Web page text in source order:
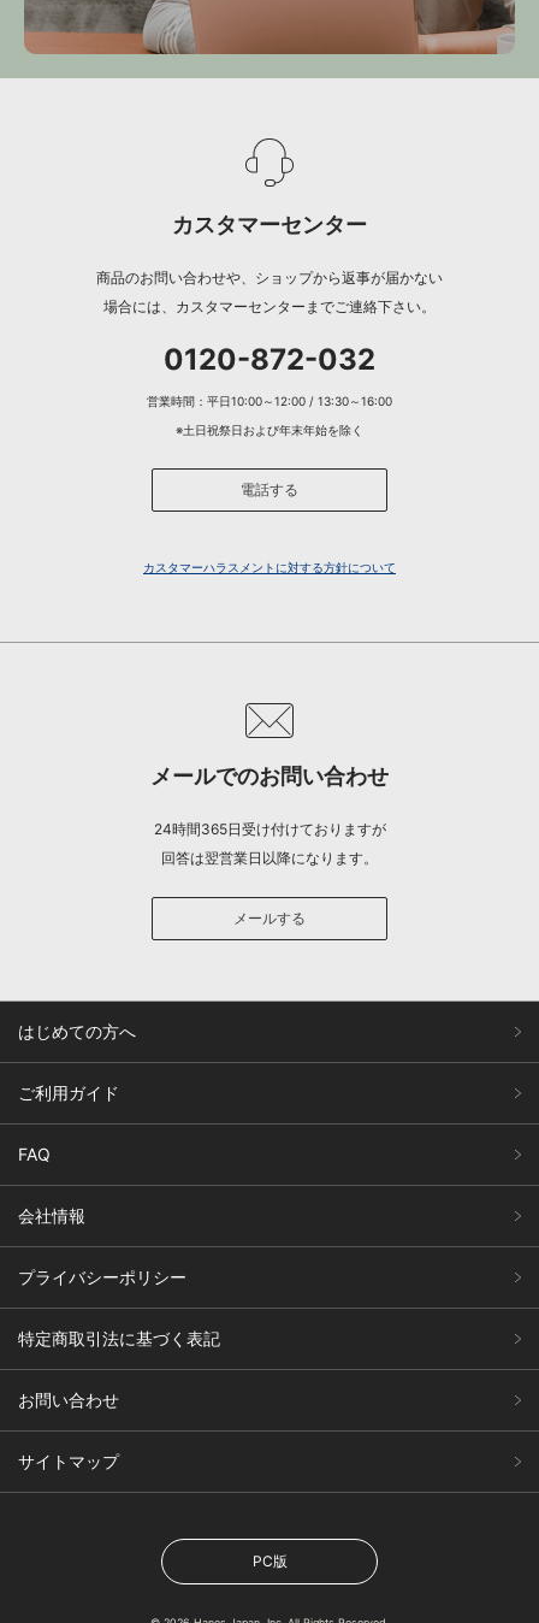
カスタマーセンター
商品のお問い合わせや、ショップから返事が届かない
場合には、カスタマーセンターまでご連絡下さい。
0120-872-032
営業時間：平日10:00～12:00 / 13:30～16:00
※土日祝祭日および年末年始を除く
電話する
カスタマーハラスメントに対する方針について
メールでのお問い合わせ
24時間365日受け付けておりますが
回答は翌営業日以降になります。
メールする
はじめての方へ
ご利用ガイド
FAQ
会社情報
プライバシーポリシー
特定商取引法に基づく表記
お問い合わせ
サイトマップ
PC版